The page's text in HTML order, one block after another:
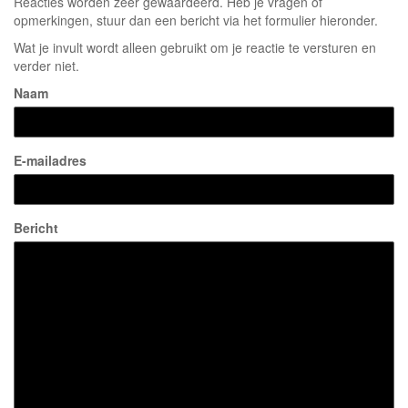
opmerkingen, stuur dan een bericht via het formulier hieronder.
Wat je invult wordt alleen gebruikt om je reactie te versturen en
verder niet.
Naam
E-mailadres
Bericht